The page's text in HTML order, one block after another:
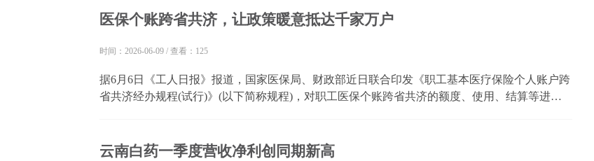
医保个账跨省共济，让政策暖意抵达千家万户
时间：2026-06-09 / 查看：125
据6月6日《工人日报》报道，国家医保局、财政部近日联合印发《职工基本医疗保险个人账户跨
省共济经办规程(试行)》(以下简称规程)，对职工医保个账跨省共济的额度、使用、结算等进行
云南白药一季度营收净利创同期新高